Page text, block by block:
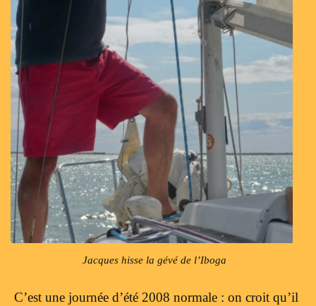
Jacques hisse la gévé de l’Iboga
C’est une journée d’été 2008 normale : on croit qu’il